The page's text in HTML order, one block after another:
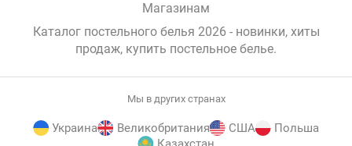
Магазинам
Каталог постельного белья 2026 - новинки, хиты
продаж, купить постельное белье.
Мы в других странах
Украина Великобритания США
Польша